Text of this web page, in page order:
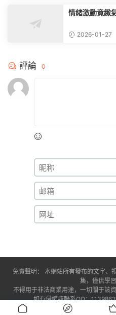
情緒激動竟緻
2026-01-27
評論 0
免責聲明： 本網站所有發布的文字、
集，僅供學
不得用于非法商業用途，一切關于該
如有侵權請聯系QQ：
閩ICP備